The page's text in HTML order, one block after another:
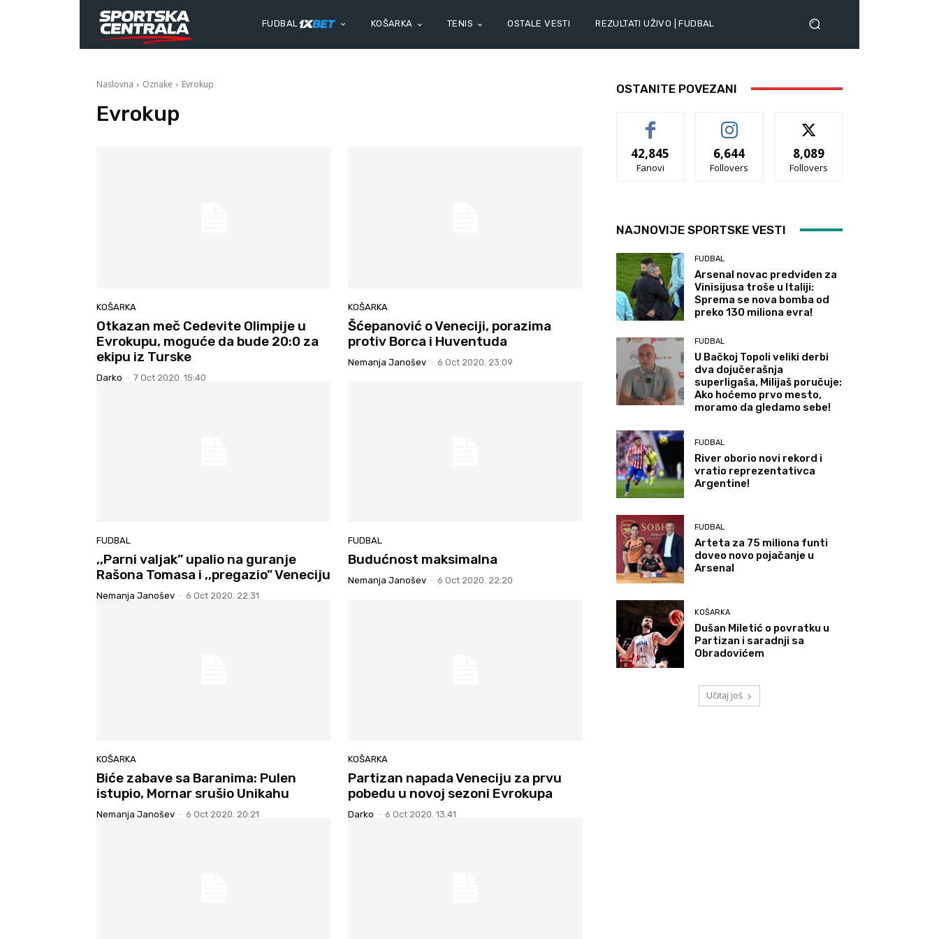
FUDBAL KOŠARKA TENIS OSTALE VESTI REZULTATI UŽIVO | FUDBAL
Naslovna Oznake Evrokup
Evrokup
KOŠARKA
Otkazan meč Cedevite Olimpije u
Evrokupu, moguće da bude 20:0 za
ekipu iz Turske
Darko - 7 Oct 2020. 15:40
KOŠARKA
Šćepanović o Veneciji, porazima
protiv Borca i Huventuda
Nemanja Janošev - 6 Oct 2020. 23:09
FUDBAL
,,Parni valjak” upalio na guranje
Rašona Tomasa i ,,pregazio” Veneciju
Nemanja Janošev - 6 Oct 2020. 22:31
FUDBAL
Budućnost maksimalna
Nemanja Janošev - 6 Oct 2020. 22:20
KOŠARKA
Biće zabave sa Baranima: Pulen
istupio, Mornar srušio Unikahu
Nemanja Janošev - 6 Oct 2020. 20:21
KOŠARKA
Partizan napada Veneciju za prvu
pobedu u novoj sezoni Evrokupa
Darko - 6 Oct 2020. 13:41
OSTANITE POVEZANI
42,845
Fanovi
6,644
Follovers
8,089
Follovers
NAJNOVIJE SPORTSKE VESTI
FUDBAL
Arsenal novac predviđen za
Vinisijusa troše u Italiji:
Sprema se nova bomba od
preko 130 miliona evra!
FUDBAL
U Bačkoj Topoli veliki derbi
dva dojučerašnja
superligaša, Milijaš poručuje:
Ako hoćemo prvo mesto,
moramo da gledamo sebe!
FUDBAL
River oborio novi rekord i
vratio reprezentativca
Argentine!
FUDBAL
Arteta za 75 miliona funti
doveo novo pojačanje u
Arsenal
KOŠARKA
Dušan Miletić o povratku u
Partizan i saradnji sa
Obradovićem
Učitaj još